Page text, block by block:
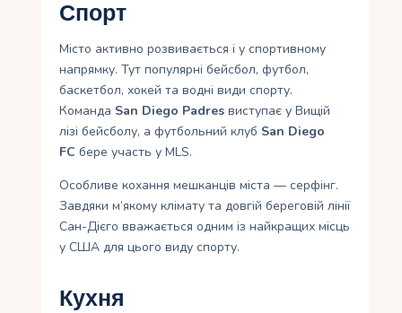
Спорт
Місто активно розвивається і у спортивному
напрямку. Тут популярні бейсбол, футбол,
баскетбол, хокей та водні види спорту.
Команда San Diego Padres виступає у Вищій
лізі бейсболу, а футбольний клуб San Diego
FC бере участь у MLS.
Особливе кохання мешканців міста — серфінг.
Завдяки м’якому клімату та довгій береговій лінії
Сан-Дієго вважається одним із найкращих місць
у США для цього виду спорту.
Кухня